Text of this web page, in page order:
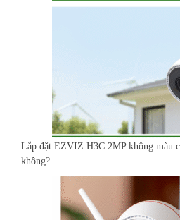
Lắp đặt EZVIZ H3C 2MP không màu
không?